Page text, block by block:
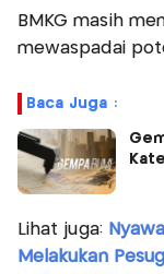
BMKG masih
mewaspadai
Baca Juga :
Lihat juga:
Melakukan